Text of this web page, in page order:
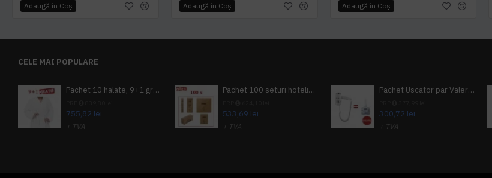
Adaugă în Coş Adaugă în Coş Adaugă în Coş
CELE MAI POPULARE
Pachet 10 halate, 9+1 gratuit
755,82 lei
+ TVA
Pachet 100 seturi hoteliere, set dentar, set barbierit, casca de dus, pila unghii, set cusut
533,69 lei
+ TVA
Pachet Uscator par Valera Action Super Plus + GRATUIT Sampon si gel de dus Tork
300,72 lei
+ TVA